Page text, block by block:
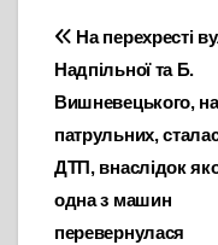
записів
На перехресті
Надпільної та Б.
Вишневецького,
патрульних,
ДТП, внаслідок
одна з машин
перевернулася